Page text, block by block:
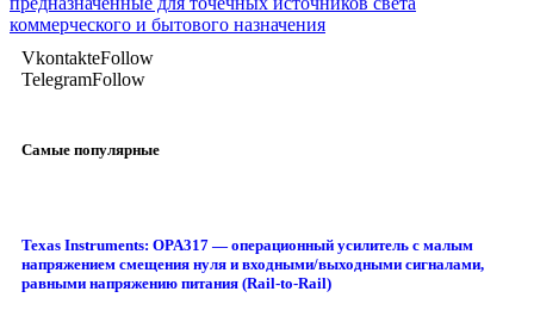
коммерческого и бытового назначения
VkontakteFollow
TelegramFollow
Самые популярные
Texas Instruments: OPA317 — операционный усилитель с малым
напряжением смещения нуля и входными/выходными сигналами,
равными напряжению питания (Rail-to-Rail)